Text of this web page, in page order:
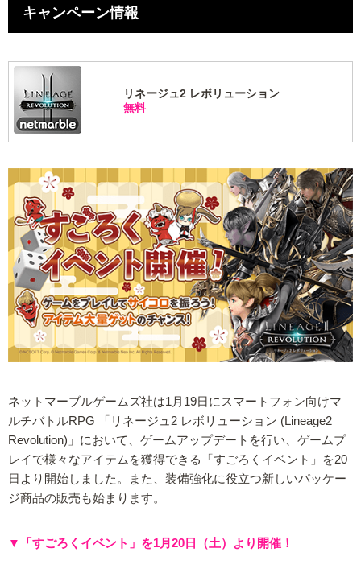
キャンペーン情報
リネージュ2 レボリューション
無料
ネットマーブルゲームズ社は1月19日にスマートフォン向けマ
ルチバトルRPG 「リネージュ2 レボリューション (Lineage2
Revolution)」において、ゲームアップデートを行い、ゲームプ
レイで様々なアイテムを獲得できる「すごろくイベント」を20
日より開始しました。また、装備強化に役立つ新しいパッケー
ジ商品の販売も始まります。
▼「すごろくイベント」を1月20日（土）より開催！